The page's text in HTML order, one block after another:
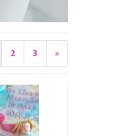
2 3 »